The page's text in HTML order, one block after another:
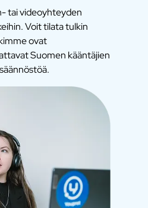
tai videoyhteyden
Voit tilata tulkin
ovat
Suomen kääntäjien